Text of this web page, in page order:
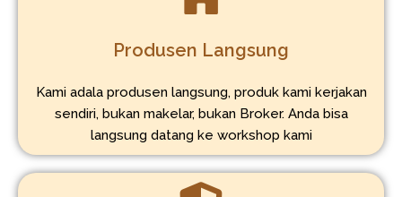
Produsen Langsung
Kami adala produsen langsung, produk kami kerjakan
sendiri, bukan makelar, bukan Broker. Anda bisa
langsung datang ke workshop kami